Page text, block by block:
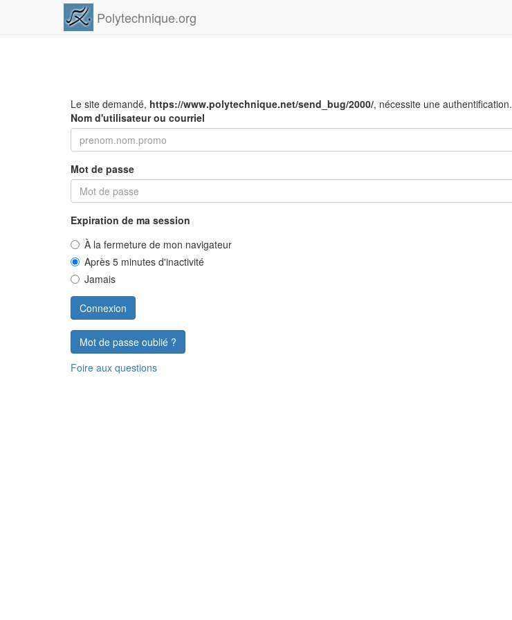
Polytechnique.org
Le site demandé, https://www.polytechnique.net/send_bug/2000/, nécessite une authentification.
Nom d'utilisateur ou courriel
Mot de passe
Expiration de ma session
À la fermeture de mon navigateur
Après 5 minutes d'inactivité
Jamais
Mot de passe oublié ?
Foire aux questions